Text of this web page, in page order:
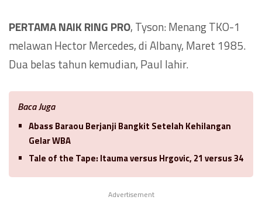
PERTAMA NAIK RING PRO, Tyson: Menang TKO-1
melawan Hector Mercedes, di Albany, Maret 1985.
Dua belas tahun kemudian, Paul lahir.
Baca Juga
Abass Baraou Berjanji Bangkit Setelah Kehilangan
Gelar WBA
Tale of the Tape: Itauma versus Hrgovic, 21 versus 34
Advertisement